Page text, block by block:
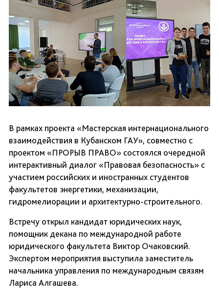
В рамках проекта «Мастерская интернационального
взаимодействия в Кубанском ГАУ», совместно с
проектом «ПРОРЫВ ПРАВО» состоялся очередной
интерактивный диалог «Правовая безопасность» с
участием российских и иностранных студентов
факультетов энергетики, механизации,
гидромелиорации и архитектурно-строительного.
Встречу открыл кандидат юридических наук,
помощник декана по международной работе
юридического факультета Виктор Очаковский.
Экспертом мероприятия выступила заместитель
начальника управления по международным связям
Лариса Алгашева.